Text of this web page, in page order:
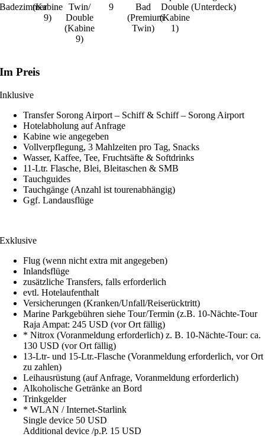
Badezimmer(Kabine
9)
Twin/
Double
(Kabine
9)
9
Bad
(Premium
Twin)
Double
(Kabine
1)
(Unterdeck)
Im Preis
Inklusive
Transfer Sorong Airport – Schiff & Schiff – Sorong Airport
Hotelabholung auf Anfrage
Kabine wie angegeben
Vollverpflegung, 3 Mahlzeiten pro Tag, Snacks
Wasser, Kaffee, Tee, Fruchtsäfte & Softdrinks
11-Ltr. Flasche, Blei, Bleitaschen & SMB
Tauchguides
Tauchgänge (Anzahl ist tourenabhängig)
Ggf. Landausflüge
Exklusive
Flug (wenn nicht extra mit angegeben)
Inlandsflüge
zusätzliche Transfers, falls erforderlich
evtl. Hotelaufenthalt
Versicherungen (Kranken/Unfall/Reiserücktritt)
Marine Parkgebühren siehe Tour/Termin (z.B. 10-Nächte-Tour
Raja Ampat: 245 USD (vor Ort fällig)
* Nitrox (Voranmeldung erforderlich) z. B. 10-Nächte-Tour: ca.
130 USD (vor Ort fällig)
13-Ltr- und 15-Ltr.-Flasche (Voranmeldung erforderlich, vor Ort
zu zahlen)
Leihausrüstung (auf Anfrage, Voranmeldung erforderlich)
Alkoholische Getränke an Bord
Trinkgelder
* WLAN / Internet-Starlink
Single device 50 USD
Additional device /p.P. 15 USD